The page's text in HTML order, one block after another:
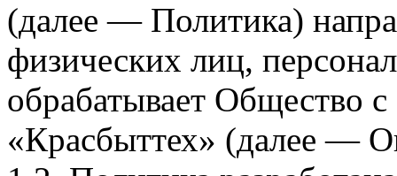
(далее — Политика)
физических лиц,
обрабатывает Общество
«Красбыттех» (далее —